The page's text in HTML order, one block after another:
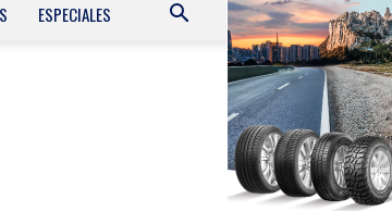
ESPECIALES